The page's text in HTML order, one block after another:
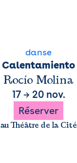
danse
Calentamiento
Rocío Molina
17→ 20 nov.
Réserver
au Théâtre de la Cité